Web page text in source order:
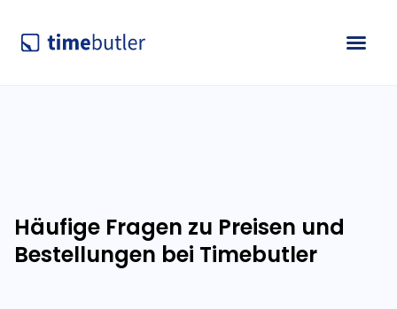
Häufige Fragen zu Preisen und
Bestellungen bei Timebutler